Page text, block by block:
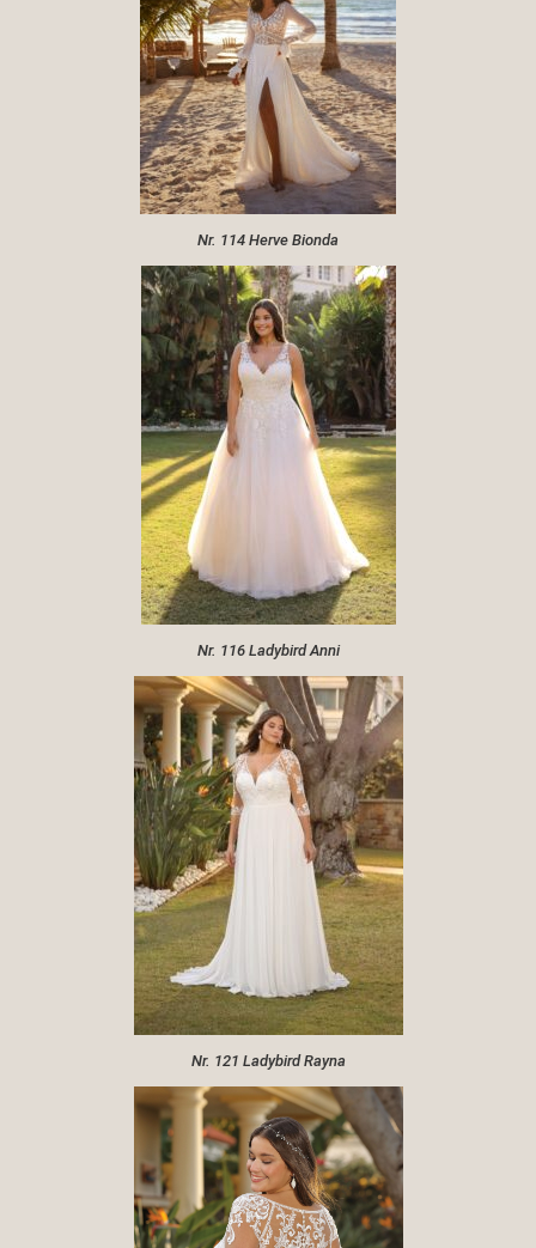
Nr. 114 Herve Bionda
Nr. 116 Ladybird Anni
Nr. 121 Ladybird Rayna